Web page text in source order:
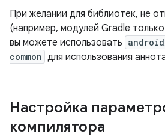
При желании для библиотек, не
(например, модулей Gradle
вы можете использовать
common для использования
Настройка
компилятора